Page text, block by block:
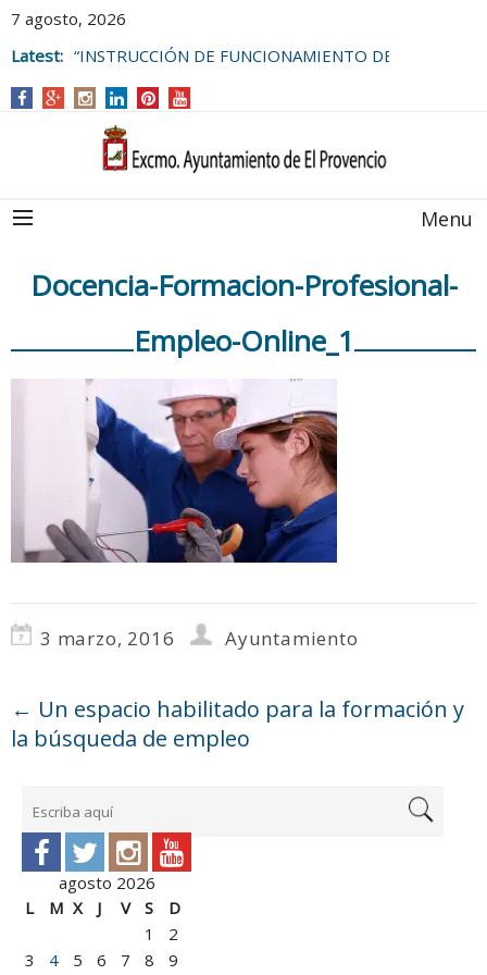
7 agosto, 2026
Latest: “INSTRUCCIÓN DE FUNCIONAMIENTO DE
AYUNTAMIENTO DE EL PROVENCIO
Menu
Docencia-Formacion-Profesional-
Empleo-Online_1
3 marzo, 2016 Ayuntamiento
← Un espacio habilitado para la formación y
la búsqueda de empleo
agosto 2026
L
M X J V S
D
1
2
3
4 5 6 7 8 9